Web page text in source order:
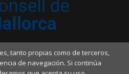
Màgic. Todos los Derechos
|Grupo Trevenque
tanto propias como de terceros,
de navegación. Si continúa